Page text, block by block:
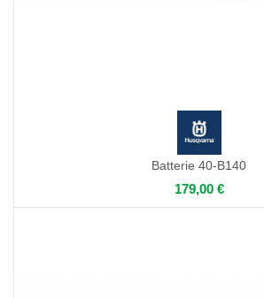
Batterie 40-B140
179,00 €